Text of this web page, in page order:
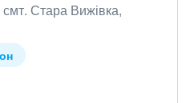
Стара Вижівка,